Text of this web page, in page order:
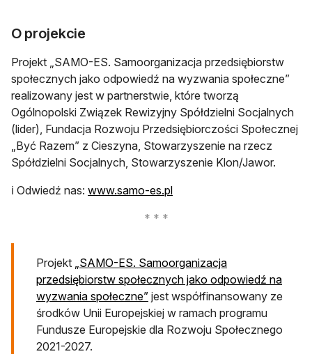
O projekcie
Projekt „SAMO-ES. Samoorganizacja przedsiębiorstw
społecznych jako odpowiedź na wyzwania społeczne”
realizowany jest w partnerstwie, które tworzą
Ogólnopolski Związek Rewizyjny Spółdzielni Socjalnych
(lider), Fundacja Rozwoju Przedsiębiorczości Społecznej
„Być Razem” z Cieszyna, Stowarzyszenie na rzecz
Spółdzielni Socjalnych, Stowarzyszenie Klon/Jawor.
ℹ️ Odwiedź nas: www.samo-es.plotwiera się w nowej karcie
Projekt „SAMO-ES. Samoorganizacja
przedsiębiorstw społecznych jako odpowiedź na
wyzwania społeczne”otwiera się w nowej karcie
jest współfinansowany ze
środków Unii Europejskiej w ramach programu
Fundusze Europejskie dla Rozwoju Społecznego
2021-2027.